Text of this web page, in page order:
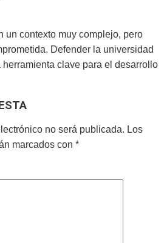
un contexto muy complejo, pero
Defender la universidad
clave para el desarrollo
no será publicada. Los
marcados con *